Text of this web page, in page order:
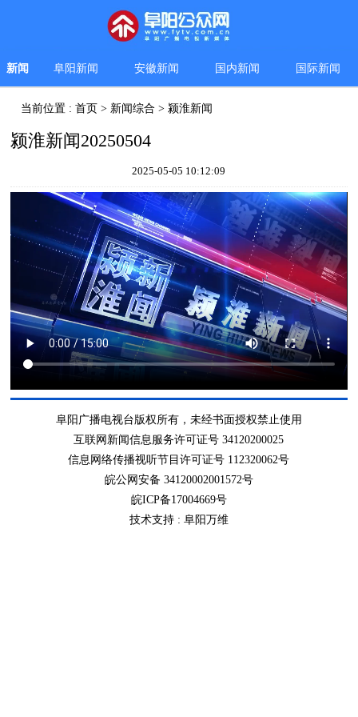
新闻 阜阳新闻 安徽新闻 国内新闻 国际新闻
当前位置 :首页 > 新闻综合 >颍淮新闻
颍淮新闻20250504
2025-05-05 10:12:09
阜阳广播电视台版权所有，未经书面授权禁止使用
互联网新闻信息服务许可证号 34120200025
信息网络传播视听节目许可证号 112320062号
皖公网安备 34120002001572号
皖ICP备17004669号
技术支持 : 阜阳万维